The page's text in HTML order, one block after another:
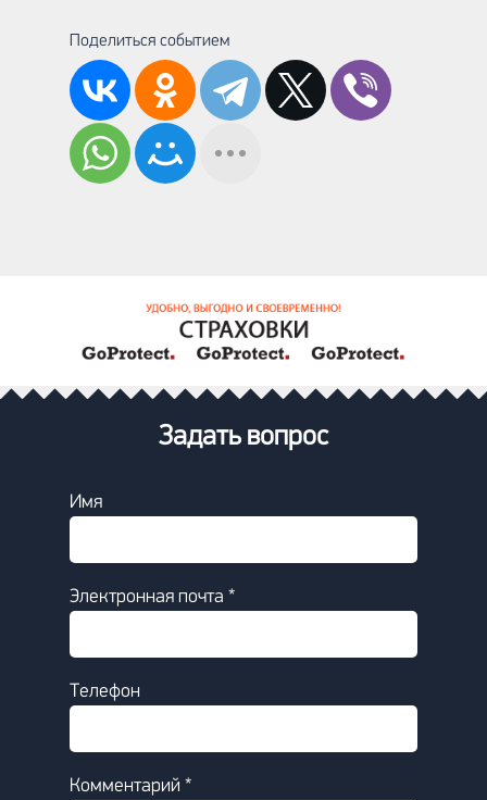
Поделиться событием
Задать вопрос
Имя
Электронная почта *
Телефон
Комментарий *